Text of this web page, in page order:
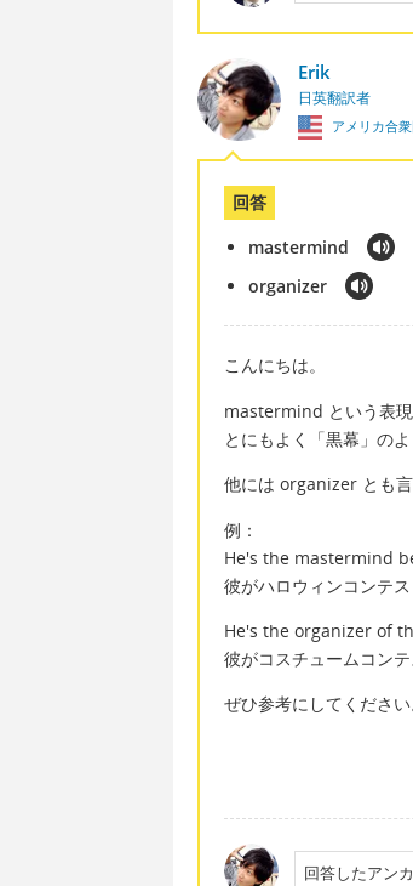
Erik
日英翻訳者
アメリカ合
回答
mastermind
organizer
こんにちは。
mastermind という表現
とにもよく「黒幕」の
他には organizer とも言
例：
He's the mastermind
彼がハロウィンコンテス
He's the organizer of
彼がコスチュームコン
ぜひ参考にしてください
回答したアン